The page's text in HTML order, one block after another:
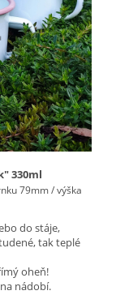
330ml
79mm / výška
do stáje,
tak teplé
oheň!
nádobí.